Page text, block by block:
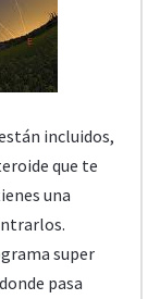
incluidos,
que te
una
super
pasa